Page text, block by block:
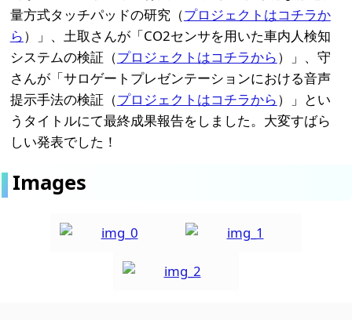
量方式タッチパッドの研究（プロジェクトはコチラか
ら）」、土取さんが「CO2センサを用いた車内人検知
システムの検証（プロジェクトはコチラから）」、守
さんが「サロゲートプレゼンテーションにおける音声
提示手法の検証（プロジェクトはコチラから）」とい
うタイトルにて最終成果報告をしました。大変すばら
しい発表でした！
Images